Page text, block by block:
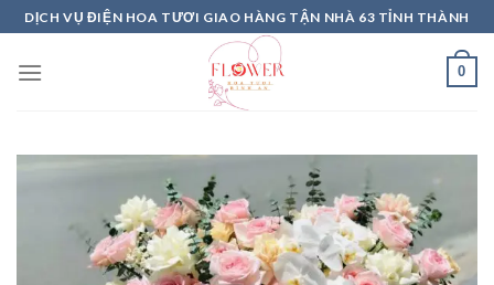
Skip
to
content
DỊCH VỤ ĐIỆN HOA TƯƠI GIAO HÀNG TẬN NHÀ 63 TỈNH THÀNH
0